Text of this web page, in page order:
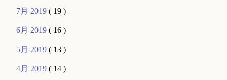
7月 2019( 19 )
6月 2019( 16 )
5月 2019( 13 )
4月 2019( 14 )